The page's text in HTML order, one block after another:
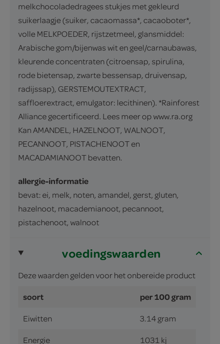
melkchocoladedragees stukjes met gekleurd
suikerlaagje (suiker, cacaomassa*, cacaoboter*,
volle MELKPOEDER, rijstzetmeel, glansmiddel:
Arabische gom/bijenwas wit en geel/carnaubawas,
kleurende concentraten (citroensap, spirulina,
rode bietensap, zwarte bessensap, druivensap,
radijssap), GERSTEMOUTEXTRACT,
saffloerextract, emulgator: lecithinen). *Rainforest
Alliance gecertificeerd. Lees meer op www.ra.org
Kan AMANDEL, HAZELNOOT, WALNOOT,
PECANNOOT, PISTACHENOOT en
MACADAMIANOOT bevatten.
allergie-informatie
bevat: ei, melk, noten, amandel, gerst, gluten,
hazelnoot, macademianoot, pecannoot,
pistachenoot, walnoot
voedingswaarden
Deze waarden gelden voor het onbereide product
soort per 100 gram
Eiwitten 3.14 gram
Energie 1031 kj